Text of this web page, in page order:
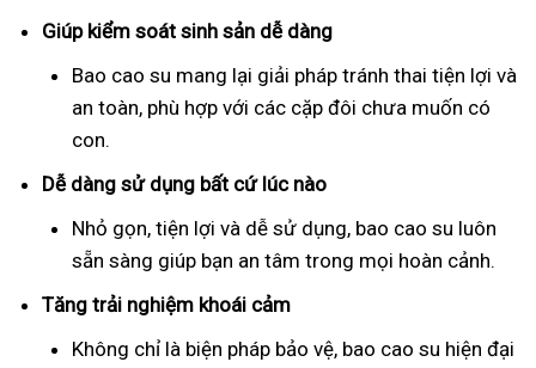
Giúp kiểm soát sinh sản dễ dàng
Bao cao su mang lại giải pháp tránh thai tiện lợi và
an toàn, phù hợp với các cặp đôi chưa muốn có
con.
Dễ dàng sử dụng bất cứ lúc nào
Nhỏ gọn, tiện lợi và dễ sử dụng, bao cao su luôn
sẵn sàng giúp bạn an tâm trong mọi hoàn cảnh.
Tăng trải nghiệm khoái cảm
Không chỉ là biện pháp bảo vệ, bao cao su hiện đại